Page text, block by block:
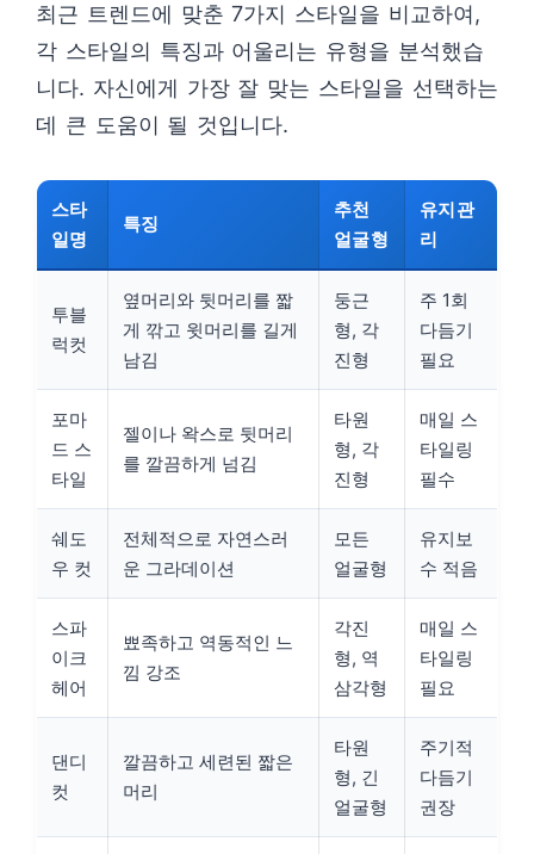
최근 트렌드에 맞춘 7가지 스타일을 비교하여,
각 스타일의 특징과 어울리는 유형을 분석했습
니다. 자신에게 가장 잘 맞는 스타일을 선택하는
데 큰 도움이 될 것입니다.
스타
일명
특징
추천
얼굴형
유지관
리
투블
럭컷
옆머리와 뒷머리를 짧
게 깎고 윗머리를 길게
남김
둥근
형, 각
진형
주 1회
다듬기
필요
포마
드 스
타일
젤이나 왁스로 뒷머리
를 깔끔하게 넘김
타원
형, 각
진형
매일 스
타일링
필수
쉐도
우 컷
전체적으로 자연스러
운 그라데이션
모든
얼굴형
유지보
수 적음
스파
이크
헤어
뾰족하고 역동적인 느
낌 강조
각진
형, 역
삼각형
매일 스
타일링
필요
댄디
컷
깔끔하고 세련된 짧은
머리
타원
형, 긴
얼굴형
주기적
다듬기
권장